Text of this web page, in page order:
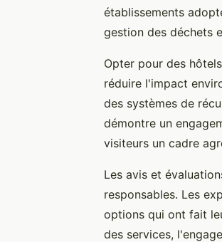
établissements
gestion des déchets
Opter pour des
réduire l'impact
des systèmes de
démontre un
visiteurs un cadre
Les avis et
responsables. Les
options qui ont fait
des services,